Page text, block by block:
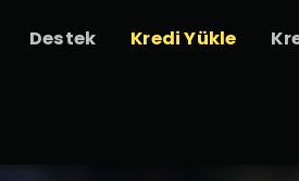
Destek Kredi Yükle